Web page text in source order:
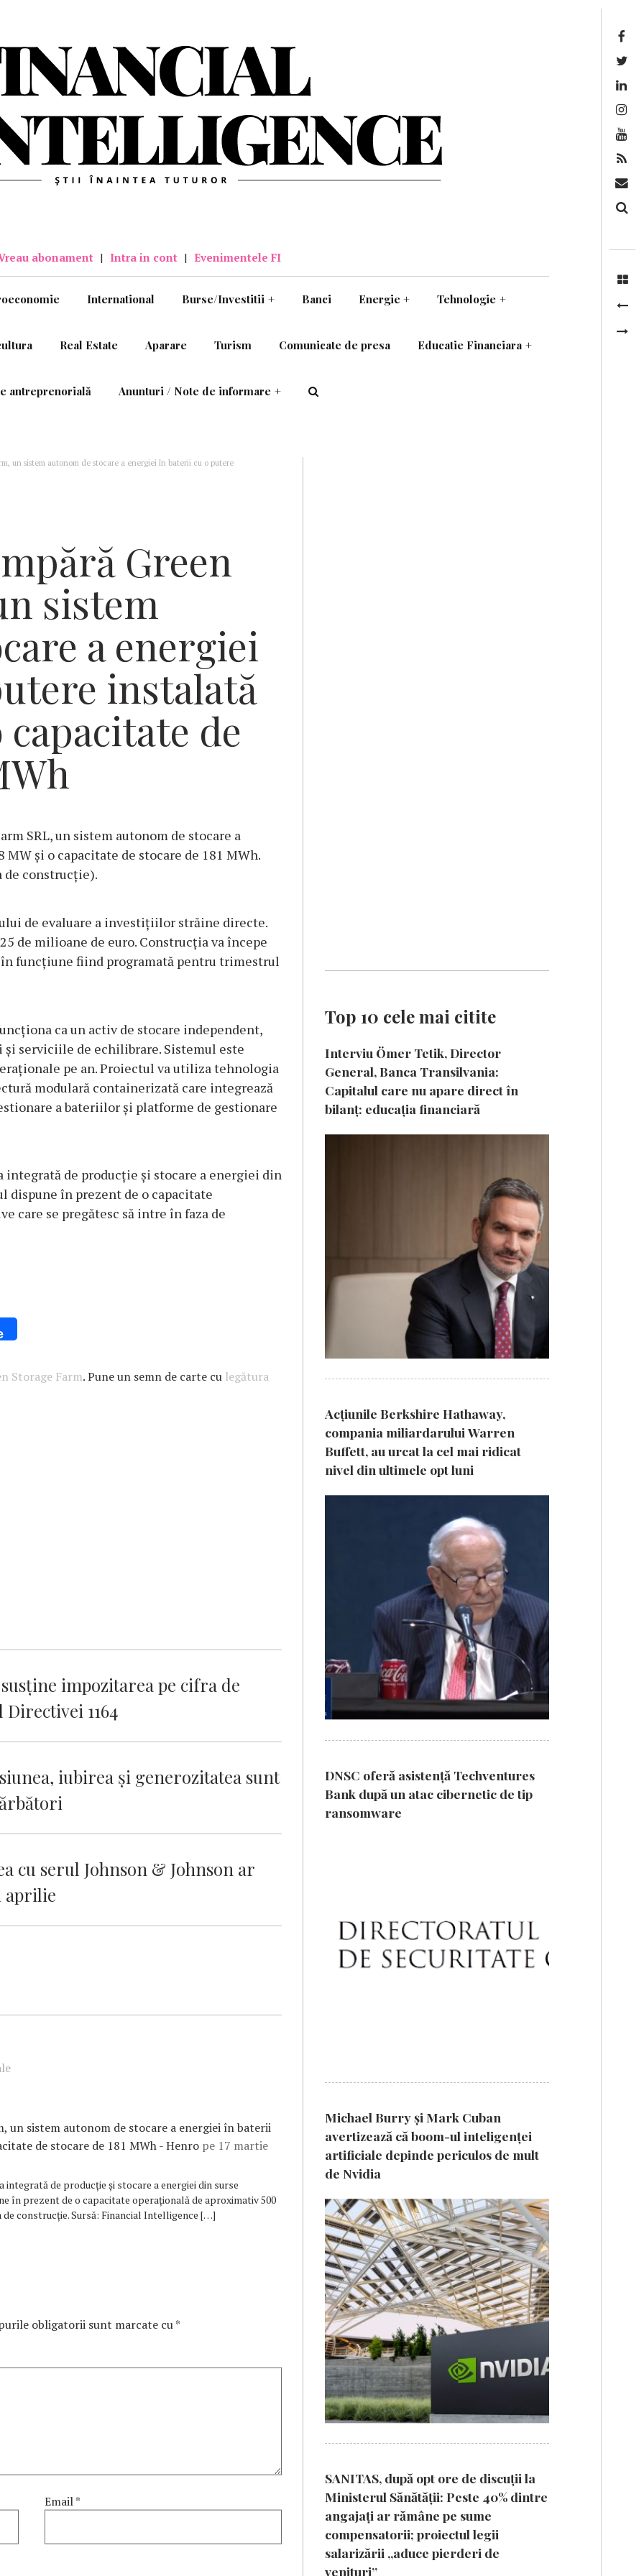
abonament | Intra in cont | Evenimentele FI
International Burse/Investitii + Banci Energie + Tehnologie +
Real Estate Aparare Turism Comunicate de presa Educatie Financiara +
antreprenorială Anunturi / Note de informare +
un sistem autonom de stocare a energiei în baterii cu o putere
Green
sistem
a energiei
instalată
capacitate de
SRL, un sistem autonom de stocare a
și o capacitate de stocare de 181 MWh.
de construcție).
de evaluare a investițiilor străine directe.
de milioane de euro. Construcția va începe
funcțiune fiind programată pentru trimestrul
ca un activ de stocare independent,
serviciile de echilibrare. Sistemul este
pe an. Proiectul va utiliza tehnologia
modulară containerizată care integrează
a bateriilor și platforme de gestionare
de producție și stocare a energiei din
dispune în prezent de o capacitate
care se pregătesc să intre în faza de
Storage Farm. Pune un semn de carte cu legătura
impozitarea pe cifra de
1164
iubirea şi generozitatea sunt
cu serul Johnson & Johnson ar
aprilie
un sistem autonom de stocare a energiei în baterii
de stocare de 181 MWh - Henro pe 17 martie
de producție și stocare a energiei din surse
în prezent de o capacitate operațională de aproximativ 500
construcție. Sursă: Financial Intelligence […]
obligatorii sunt marcate cu*
Email*
Top 10 cele mai citite
Interviu Ömer Tetik, Director
General, Banca Transilvania:
Capitalul care nu apare direct în
bilanț: educația financiară
Acțiunile Berkshire Hathaway,
compania miliardarului Warren
Buffett, au urcat la cel mai ridicat
nivel din ultimele opt luni
DNSC oferă asistență Techventures
Bank după un atac cibernetic de tip
ransomware
Michael Burry și Mark Cuban
avertizează că boom-ul inteligenței
artificiale depinde periculos de mult
de Nvidia
SANITAS, după opt ore de discuții la
Ministerul Sănătății: Peste 40% dintre
angajați ar rămâne pe sume
compensatorii; proiectul legii
salarizării „aduce pierderi de
venituri”